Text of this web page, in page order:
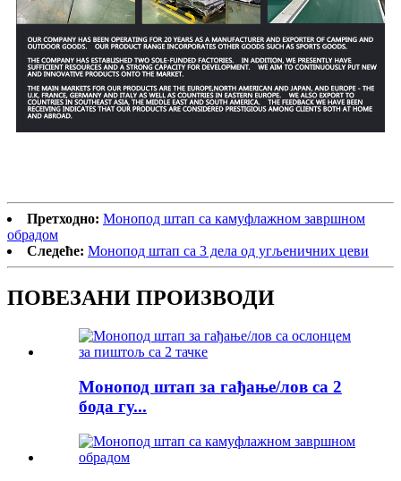
Претходно: Монопод штап са камуфлажном завршном
обрадом
Следеће: Монопод штап са 3 дела од угљеничних цеви
ПОВЕЗАНИ ПРОИЗВОДИ
Монопод штап за гађање/лов са 2
бода гу...